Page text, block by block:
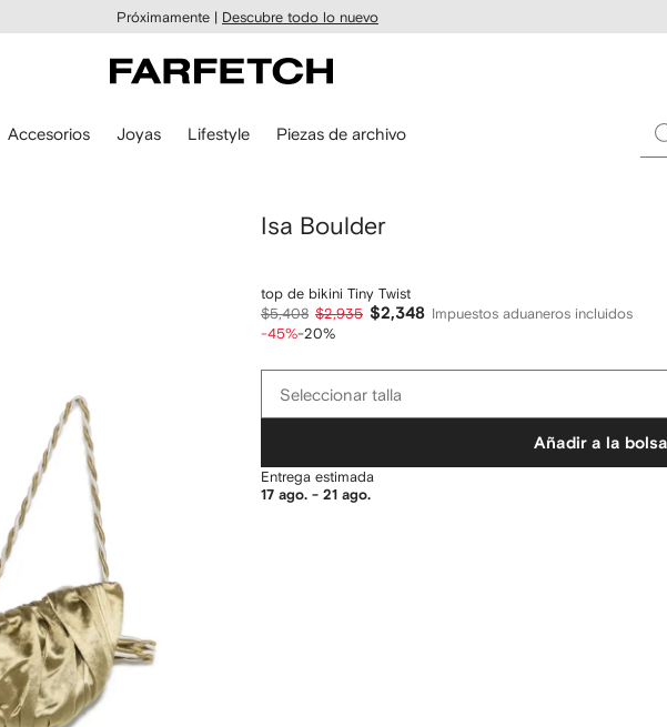
Próximamente | Descubre todo lo nuevo
Accesorios Joyas Lifestyle Piezas de archivo
Isa Boulder
top de bikini Tiny Twist
$5,408 $2,935 $2,348 Impuestos aduaneros incluidos
-45%-20%
tallaSeleccionar talla
Añadir a la bolsa
Entrega estimada
17 ago. - 21 ago.